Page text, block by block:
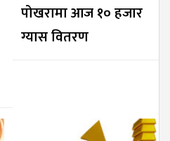
पोखरामा आज १० हजार
ग्यास वितरण